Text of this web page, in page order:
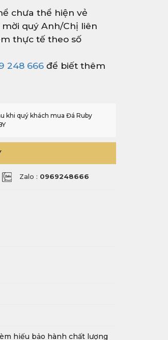
chưa thể hiện vẻ
quý Anh/Chị liên
thực tế theo số
248 666 để biết thêm
khi quý khách mua Đá Ruby
Zalo : 0969248666
hiếu bảo hành chất lượng